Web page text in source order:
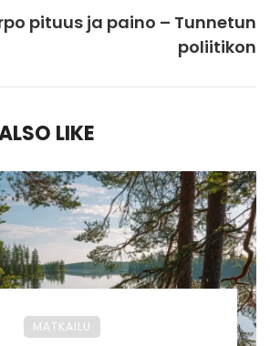
pituus ja paino – Tunnetun
poliitikon
LIKE
MATKAILU